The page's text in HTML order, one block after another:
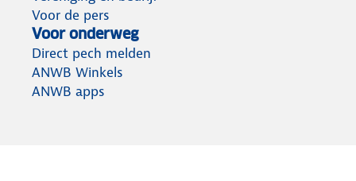
Voor de pers
Voor onderweg
Direct pech melden
ANWB Winkels
ANWB apps